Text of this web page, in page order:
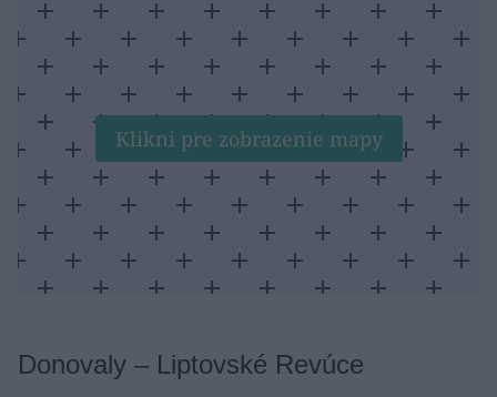
Klikni pre zobrazenie mapy
Donovaly – Liptovské Revúce